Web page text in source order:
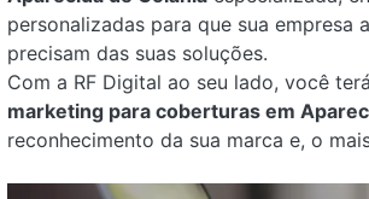
personalizadas para que sua
precisam das suas soluções.
Com a RF Digital ao seu lado, você
marketing para coberturas em
reconhecimento da sua marca e, o